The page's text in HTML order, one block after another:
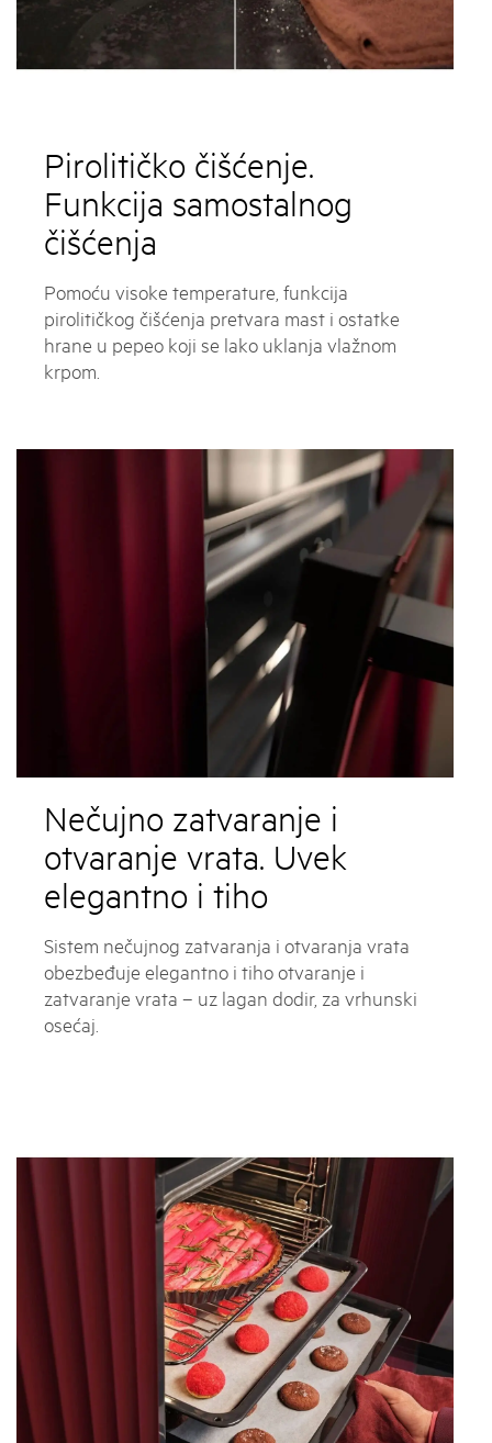
Pirolitičko čišćenje.
Funkcija samostalnog
čišćenja
Pomoću visoke temperature, funkcija
pirolitičkog čišćenja pretvara mast i ostatke
hrane u pepeo koji se lako uklanja vlažnom
krpom.
Nečujno zatvaranje i
otvaranje vrata. Uvek
elegantno i tiho
Sistem nečujnog zatvaranja i otvaranja vrata
obezbeđuje elegantno i tiho otvaranje i
zatvaranje vrata – uz lagan dodir, za vrhunski
osećaj.